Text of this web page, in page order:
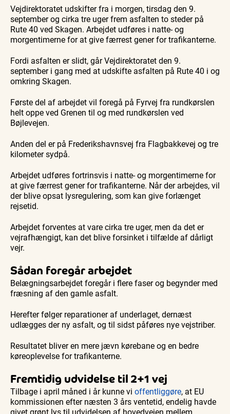
natur og lokale events.
Se events
Skagen
med
Bedford
bussen
fra 1937
7. aug.
på S. 486
Sajoni
7. aug.
søsiden
Tunø
Vejdirektoratet udskifter fra i morgen, tirsdag den 9.
september og cirka tre uger frem asfalten to steder på
Rute 40 ved Skagen. Arbejdet udføres i natte- og
morgentimerne for at give færrest gener for trafikanterne.
Fordi asfalten er slidt, går Vejdirektoratet den 9.
september i gang med at udskifte asfalten på Rute 40 i og
omkring Skagen.
Første del af arbejdet vil foregå på Fyrvej fra rundkørslen
helt oppe ved Grenen til og med rundkørslen ved
Bøjlevejen.
Anden del er på Frederikshavnsvej fra Flagbakkevej og tre
kilometer sydpå.
Arbejdet udføres fortrinsvis i natte- og morgentimerne for
at give færrest gener for trafikanterne. Når der arbejdes, vil
der blive opsat lysregulering, som kan give forlænget
rejsetid.
Arbejdet forventes at vare cirka tre uger, men da det er
vejrafhængigt, kan det blive forsinket i tilfælde af dårligt
vejr.
Sådan foregår arbejdet
Belægningsarbejdet foregår i flere faser og begynder med
fræsning af den gamle asfalt.
Herefter følger reparationer af underlaget, dernæst
udlægges der ny asfalt, og til sidst påføres nye vejstriber.
Resultatet bliver en mere jævn kørebane og en bedre
køreoplevelse for trafikanterne.
Fremtidig udvidelse til 2+1 vej
Tilbage i april måned i år kunne vi offentliggøre, at EU
kommissionen efter næsten 3 års ventetid, endelig havde
givet grønt lys til udvidelsen af hovedvejen mellem